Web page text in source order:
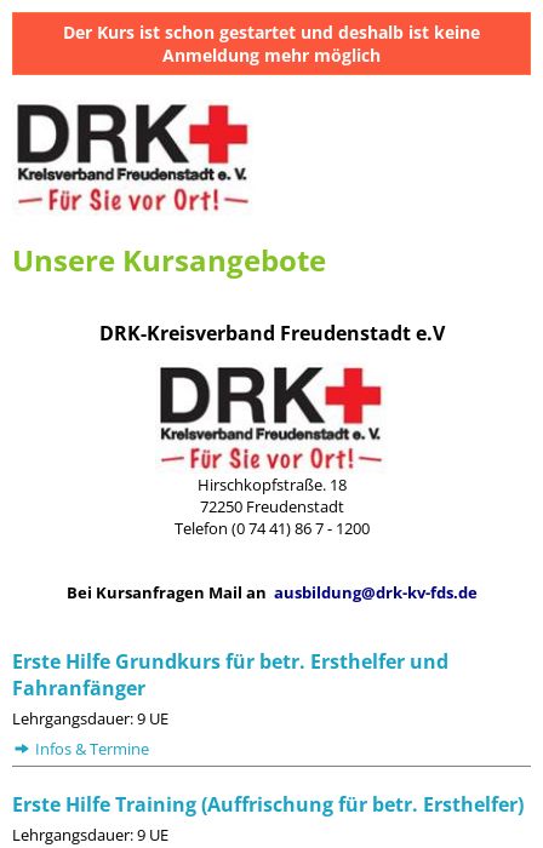
Der Kurs ist schon gestartet und deshalb ist keine
Anmeldung mehr möglich
Unsere Kursangebote
DRK-Kreisverband Freudenstadt e.V
Hirschkopfstraße. 18
72250 Freudenstadt
Telefon (0 74 41) 86 7 - 1200
Bei Kursanfragen Mail an ausbildung@drk-kv-fds.de
Erste Hilfe Grundkurs für betr. Ersthelfer und
Fahranfänger
Lehrgangsdauer: 9 UE
Infos & Termine
Erste Hilfe Training (Auffrischung für betr. Ersthelfer)
Lehrgangsdauer: 9 UE